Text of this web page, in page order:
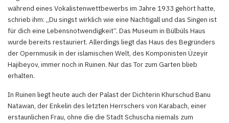
während eines Vokalistenwettbewerbs im Jahre 1933 gehört hatte,
schrieb ihm: „Du singst wirklich wie eine Nachtigall und das Singen ist
für dich eine Lebensnotwendigkeit“. Das Museum in Bülbüls Haus
wurde bereits restauriert. Allerdings liegt das Haus des Begründers
der Opernmusik in der islamischen Welt, des Komponisten Üzeyir
Hajibeyov, immer noch in Ruinen. Nur das Tor zum Garten blieb
erhalten.
In Ruinen liegt heute auch der Palast der Dichterin Khurschud Banu
Natawan, der Enkelin des letzten Herrschers von Karabach, einer
erstaunlichen Frau, ohne die die Stadt Schuscha niemals zum